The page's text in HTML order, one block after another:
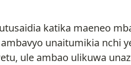
katika maeneo
unaitumikia nchi
ule ambao ulikuwa